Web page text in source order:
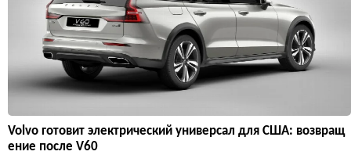
Volvo готовит электрический универсал для США: возвращ
ение после V60